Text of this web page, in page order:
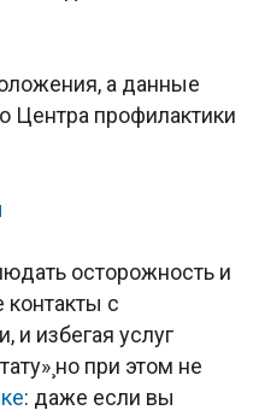
а данные
Центра профилактики
осторожность и
контакты с
избегая услуг
при этом не
: даже если вы